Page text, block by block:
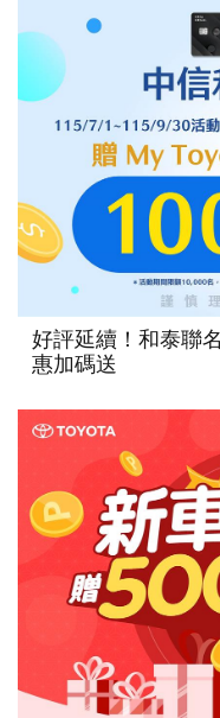
好評延續！和泰聯
惠加碼送